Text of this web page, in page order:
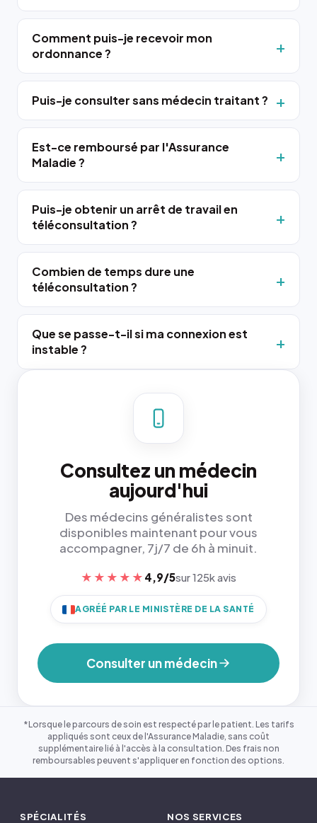
Comment puis-je recevoir mon
ordonnance ?
Puis-je consulter sans médecin traitant ?
Est-ce remboursé par l'Assurance
Maladie ?
Puis-je obtenir un arrêt de travail en
téléconsultation ?
Combien de temps dure une
téléconsultation ?
Que se passe-t-il si ma connexion est
instable ?
Consultez un médecin
aujourd'hui
Des médecins généralistes sont
disponibles maintenant pour vous
accompagner, 7j/7 de 6h à minuit.
★★★★★ 4,9/5sur 125k avis
AGRÉÉ PAR LE MINISTÈRE DE LA SANTÉ
Consulter un médecin
*Lorsque le parcours de soin est respecté par le patient. Les tarifs
appliqués sont ceux de l'Assurance Maladie, sans coût
supplémentaire lié à l'accès à la consultation. Des frais non
remboursables peuvent s'appliquer en fonction des options.
SPÉCIALITÉS NOS SERVICES